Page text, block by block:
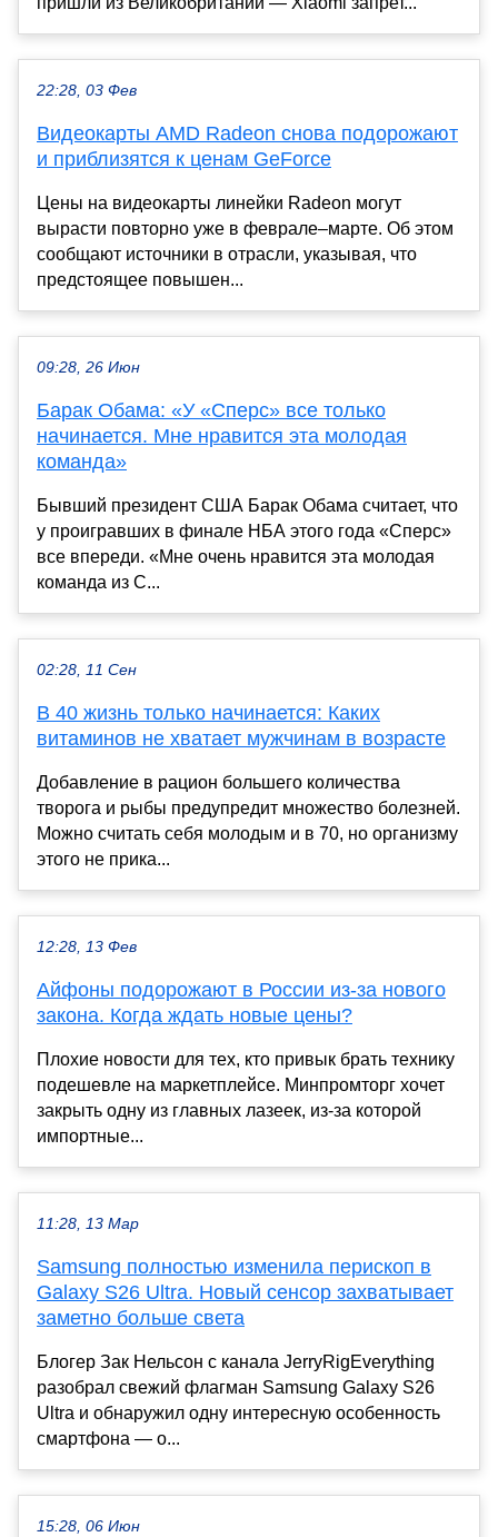
22:28, 03 Фев
Видеокарты AMD Radeon снова подорожают
и приблизятся к ценам GeForce
Цены на видеокарты линейки Radeon могут
вырасти повторно уже в феврале–марте. Об этом
сообщают источники в отрасли, указывая, что
предстоящее повышен...
09:28, 26 Июн
Барак Обама: «У «Сперс» все только
начинается. Мне нравится эта молодая
команда»
Бывший президент США Барак Обама считает, что
у проигравших в финале НБА этого года «Сперс»
все впереди. «Мне очень нравится эта молодая
команда из С...
02:28, 11 Сен
В 40 жизнь только начинается: Каких
витаминов не хватает мужчинам в возрасте
Добавление в рацион большего количества
творога и рыбы предупредит множество болезней.
Можно считать себя молодым и в 70, но организму
этого не прика...
12:28, 13 Фев
Айфоны подорожают в России из-за нового
закона. Когда ждать новые цены?
Плохие новости для тех, кто привык брать технику
подешевле на маркетплейсе. Минпромторг хочет
закрыть одну из главных лазеек, из-за которой
импортные...
11:28, 13 Мар
Samsung полностью изменила перископ в
Galaxy S26 Ultra. Новый сенсор захватывает
заметно больше света
Блогер Зак Нельсон с канала JerryRigEverything
разобрал свежий флагман Samsung Galaxy S26
Ultra и обнаружил одну интересную особенность
смартфона — о...
15:28, 06 Июн